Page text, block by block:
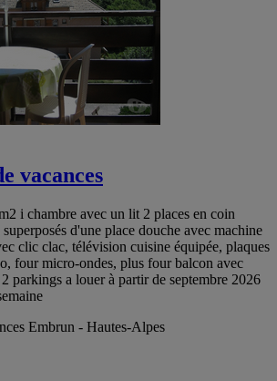
vacances
i chambre avec un lit 2 places en coin
d'une place douche avec machine
clic clac, télévision cuisine équipée, plaques
four micro-ondes, plus four balcon avec
parkings a louer à partir de septembre 2026
Embrun - Hautes-Alpes